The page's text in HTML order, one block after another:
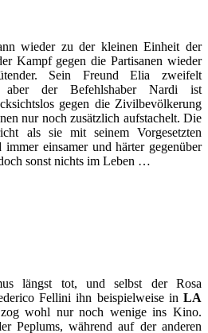
wieder zu der kleinen Einheit der
Kampf gegen die Partisanen wieder
Sein Freund Elia zweifelt
aber der Befehlshaber Nardi ist
gegen die Zivilbevölkerung
nur noch zusätzlich aufstachelt. Die
als sie mit seinem Vorgesetzten
einsamer und härter gegenüber
sonst nichts im Leben …
längst tot, und selbst der Rosa
Fellini ihn beispielweise in LA
zog wohl nur noch wenige ins Kino.
Peplums, während auf der anderen